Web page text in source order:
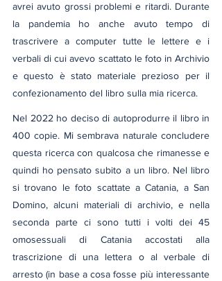
avrei avuto grossi problemi e ritardi. Durante
la pandemia ho anche avuto tempo di
trascrivere a computer tutte le lettere e i
verbali di cui avevo scattato le foto in Archivio
e questo è stato materiale prezioso per il
confezionamento del libro sulla mia ricerca.
Nel 2022 ho deciso di autoprodurre il libro in
400 copie. Mi sembrava naturale concludere
questa ricerca con qualcosa che rimanesse e
quindi ho pensato subito a un libro. Nel libro
si trovano le foto scattate a Catania, a San
Domino, alcuni materiali di archivio, e nella
seconda parte ci sono tutti i volti dei 45
omosessuali di Catania accostati alla
trascrizione di una lettera o al verbale di
arresto (in base a cosa fosse più interessante